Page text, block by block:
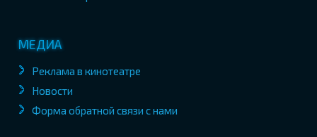
МЕДИА
Реклама в кинотеатре
Новости
Форма обратной связи с нами